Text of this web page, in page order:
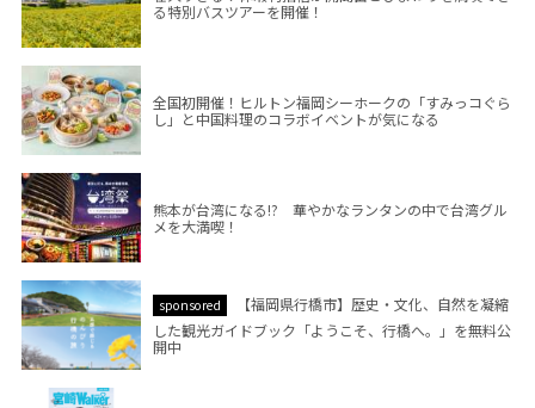
る特別バスツアーを開催！
全国初開催！ヒルトン福岡シーホークの「すみっコぐら
し」と中国料理のコラボイベントが気になる
熊本が台湾になる!? 華やかなランタンの中で台湾グル
メを大満喫！
sponsored
【福岡県行橋市】歴史・文化、自然を凝縮
した観光ガイドブック「ようこそ、行橋へ。」を無料公
開中